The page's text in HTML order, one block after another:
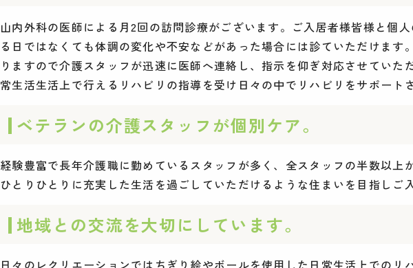
山内外科の医師による月2回の訪問診療がございます。ご入居者様皆様と個
る日ではなくても体調の変化や不安などがあった場合には診ていただけま
りますので介護スタッフが迅速に医師へ連絡し、指示を仰ぎ対応させてい
常生活生活上で行えるリハビリの指導を受け日々の中でリハビリをサポー
ベテランの介護スタッフが個別ケア。
経験豊富で長年介護職に勤めているスタッフが多く、全スタッフの半数以
ひとりひとりに充実した生活を過ごしていただけるような住まいを目指し
地域との交流を大切にしています。